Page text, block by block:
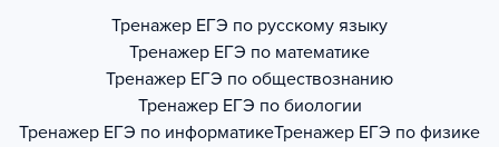
Тренажер ЕГЭ по русскому языку
Тренажер ЕГЭ по математике
Тренажер ЕГЭ по обществознанию
Тренажер ЕГЭ по биологии
Тренажер ЕГЭ по информатикеТренажер ЕГЭ по физике